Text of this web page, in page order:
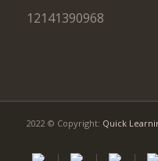
12141390968
2022 © Copyright: Quick